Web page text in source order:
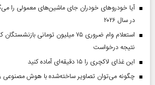
آیا خودروهای خودران جای ماشین‌های معمولی را
در سال ۲۰۲۶
استعلام وام ضروری ۷۵ میلیون تومانی
نتیجه درخواست
این غذای لاکچری را ۱۵ دقیقه‌ای آماده کنید
چگونه می‌توان تصاویر ساخته‌شده با هوش